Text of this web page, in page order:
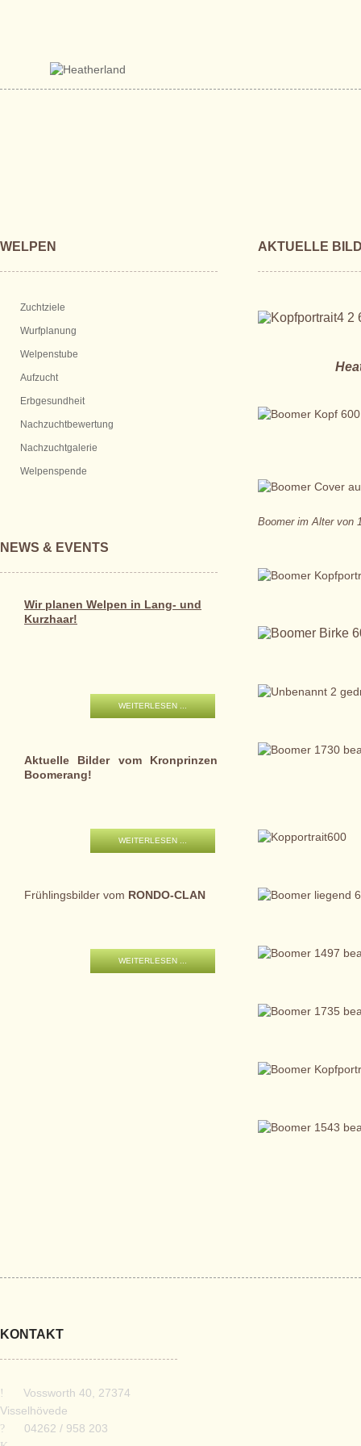
WELPEN
Zuchtziele
Wurfplanung
Welpenstube
Aufzucht
Erbgesundheit
Nachzuchtbewertung
Nachzuchtgalerie
Welpenspende
NEWS & EVENTS
Wir planen Welpen in Lang- und
Kurzhaar!
WEITERLESEN ...
Aktuelle Bilder vom Kronprinzen
Boomerang!
WEITERLESEN ...
Frühlingsbilder vom RONDO-CLAN
WEITERLESEN ...
AKTUELLE
Boomer im Alter von
KONTAKT
Vossworth 40, 27374
Visselhövede
04262 / 958 203